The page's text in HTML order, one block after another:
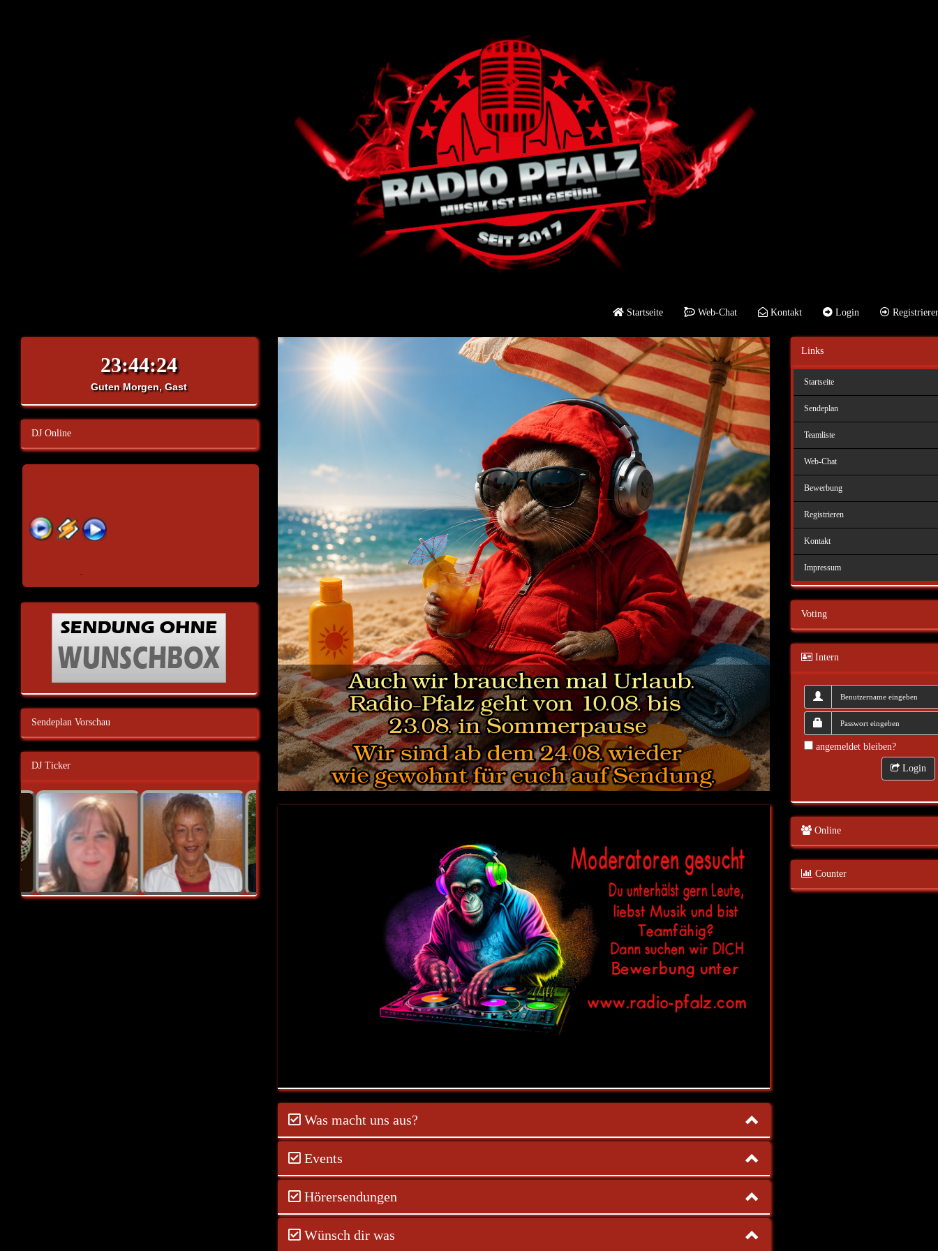
Startseite Web-Chat Kontakt Login
Guten Morgen, Gast
DJ Online
Sendeplan Vorschau
DJ Ticker
Was macht uns aus?
Events
Hörersendungen
Wünsch dir was
Links
Startseite
Sendeplan
Teamliste
Web-Chat
Bewerbung
Registrieren
Kontakt
Impressum
Voting
Intern
angemeldet bleiben?
Login
Online
Counter